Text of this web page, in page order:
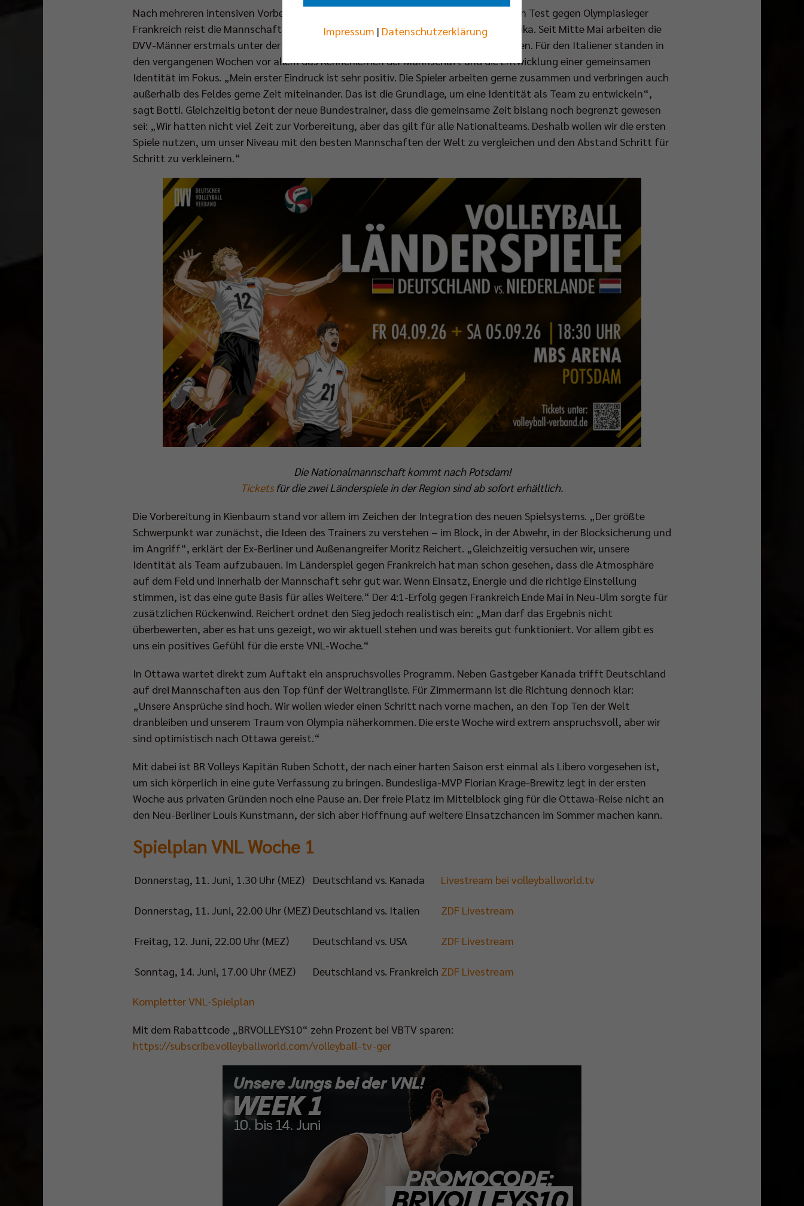
Nach mehreren intensiven Vorbereitungswochen in Kienbaum und dem erfolgreichen Test gegen Olympiasieger
Frankreich reist die Mannschaft mit viel Motivation und Zuversicht nach Nordamerika. Seit Mitte Mai arbeiten die
DVV-Männer erstmals unter der Leitung von Bundestrainer Massimo Botti zusammen. Für den Italiener standen in
den vergangenen Wochen vor allem das Kennenlernen der Mannschaft und die Entwicklung einer gemeinsamen
Identität im Fokus. „Mein erster Eindruck ist sehr positiv. Die Spieler arbeiten gerne zusammen und verbringen auch
außerhalb des Feldes gerne Zeit miteinander. Das ist die Grundlage, um eine Identität als Team zu entwickeln“,
sagt Botti. Gleichzeitig betont der neue Bundestrainer, dass die gemeinsame Zeit bislang noch begrenzt gewesen
sei: „Wir hatten nicht viel Zeit zur Vorbereitung, aber das gilt für alle Nationalteams. Deshalb wollen wir die ersten
Spiele nutzen, um unser Niveau mit den besten Mannschaften der Welt zu vergleichen und den Abstand Schritt für
Schritt zu verkleinern.“
Die Nationalmannschaft kommt nach Potsdam!
Tickets für die zwei Länderspiele in der Region sind ab sofort erhältlich.
Die Vorbereitung in Kienbaum stand vor allem im Zeichen der Integration des neuen Spielsystems. „Der größte
Schwerpunkt war zunächst, die Ideen des Trainers zu verstehen – im Block, in der Abwehr, in der Blocksicherung und
im Angriff“, erklärt der Ex-Berliner und Außenangreifer Moritz Reichert. „Gleichzeitig versuchen wir, unsere
Identität als Team aufzubauen. Im Länderspiel gegen Frankreich hat man schon gesehen, dass die Atmosphäre
auf dem Feld und innerhalb der Mannschaft sehr gut war. Wenn Einsatz, Energie und die richtige Einstellung
stimmen, ist das eine gute Basis für alles Weitere.“ Der 4:1-Erfolg gegen Frankreich Ende Mai in Neu-Ulm sorgte für
zusätzlichen Rückenwind. Reichert ordnet den Sieg jedoch realistisch ein: „Man darf das Ergebnis nicht
überbewerten, aber es hat uns gezeigt, wo wir aktuell stehen und was bereits gut funktioniert. Vor allem gibt es
uns ein positives Gefühl für die erste VNL-Woche.“
In Ottawa wartet direkt zum Auftakt ein anspruchsvolles Programm. Neben Gastgeber Kanada trifft Deutschland
auf drei Mannschaften aus den Top fünf der Weltrangliste. Für Zimmermann ist die Richtung dennoch klar:
„Unsere Ansprüche sind hoch. Wir wollen wieder einen Schritt nach vorne machen, an den Top Ten der Welt
dranbleiben und unserem Traum von Olympia näherkommen. Die erste Woche wird extrem anspruchsvoll, aber wir
sind optimistisch nach Ottawa gereist.“
Mit dabei ist BR Volleys Kapitän Ruben Schott, der nach einer harten Saison erst einmal als Libero vorgesehen ist,
um sich körperlich in eine gute Verfassung zu bringen. Bundesliga-MVP Florian Krage-Brewitz legt in der ersten
Woche aus privaten Gründen noch eine Pause an. Der freie Platz im Mittelblock ging für die Ottawa-Reise nicht an
den Neu-Berliner Louis Kunstmann, der sich aber Hoffnung auf weitere Einsatzchancen im Sommer machen kann.
Spielplan VNL Woche 1
Donnerstag, 11. Juni, 1.30 Uhr (MEZ) Deutschland vs. Kanada Livestream bei volleyballworld.tv
Donnerstag, 11. Juni, 22.00 Uhr (MEZ) Deutschland vs. Italien ZDF Livestream
Freitag, 12. Juni, 22.00 Uhr (MEZ) Deutschland vs. USA ZDF Livestream
Sonntag, 14. Juni, 17.00 Uhr (MEZ) Deutschland vs. Frankreich ZDF Livestream
Kompletter VNL-Spielplan
Mit dem Rabattcode „BRVOLLEYS10“ zehn Prozent bei VBTV sparen:
https://subscribe.volleyballworld.com/volleyball-tv-ger
Impressum | Datenschutzerklärung